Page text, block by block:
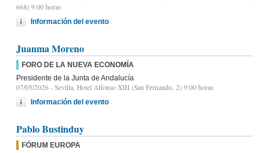
668) 9.00 horas
Información del evento
Juanma Moreno
FORO DE LA NUEVA ECONOMÍA
Presidente de la Junta de Andalucía
07/05/2026 - Sevilla, Hotel Alfonso XIII (San Fernando, 2) 9:00 horas
Información del evento
Pablo Bustinduy
FÓRUM EUROPA